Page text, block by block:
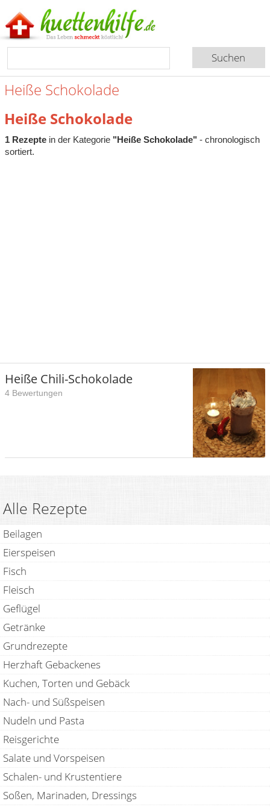
Heiße Schokolade
Heiße Schokolade
1 Rezeptein der Kategorie "Heiße Schokolade" - chronologisch
sortiert.
Heiße Chili-Schokolade
4 Bewertungen
Alle Rezepte
Beilagen
Eierspeisen
Fisch
Fleisch
Geflügel
Getränke
Grundrezepte
Herzhaft Gebackenes
Kuchen, Torten und Gebäck
Nach- und Süßspeisen
Nudeln und Pasta
Reisgerichte
Salate und Vorspeisen
Schalen- und Krustentiere
Soßen, Marinaden, Dressings